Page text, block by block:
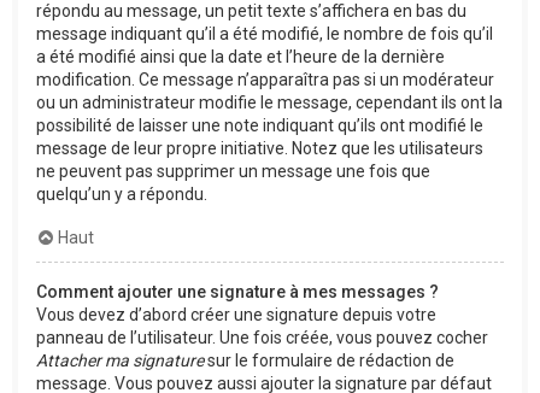
répondu au message, un petit texte s’affichera en bas du
message indiquant qu’il a été modifié, le nombre de fois qu’il
a été modifié ainsi que la date et l’heure de la dernière
modification. Ce message n’apparaîtra pas si un modérateur
ou un administrateur modifie le message, cependant ils ont la
possibilité de laisser une note indiquant qu’ils ont modifié le
message de leur propre initiative. Notez que les utilisateurs
ne peuvent pas supprimer un message une fois que
quelqu’un y a répondu.
Haut
Comment ajouter une signature à mes messages ?
Vous devez d’abord créer une signature depuis votre
panneau de l’utilisateur. Une fois créée, vous pouvez cocher
Attacher ma signaturesur le formulaire de rédaction de
message. Vous pouvez aussi ajouter la signature par défaut